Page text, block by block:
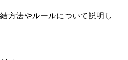
方法やルールについて説明し